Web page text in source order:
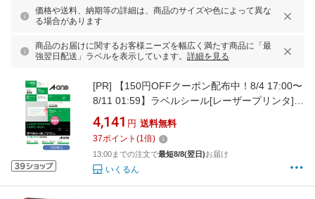
価格や送料、納期等の詳細は、商品のサイズや色によって異な
る場合があります
商品のお届けに関するお客様ニーズを幅広く満たす商品に「最
強翌日配送」ラベルを表示しています。 詳細を見る
[PR]
【150円OFFクーポン配布中！8/4 17:00〜
8/11 01:59】ラベルシール[レーザープリンタ]
(100枚) 12面［28362］ エーワン
4,141 円 送料無料
37ポイント (1倍)
13:00までの注文で最短8/8(翌日)お届け
いくるん